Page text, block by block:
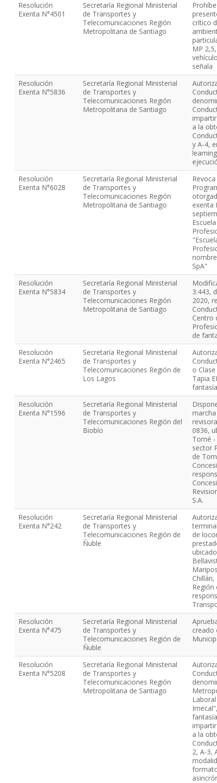
Resolución
Exenta N°4501
Secretaría Regional Ministerial
de Transportes y
Telecomunicaciones Región
Metropolitana de Santiago
crítico
MP
señala
Resolución
Exenta N°5836
Secretaría Regional Ministerial
de Transportes y
Telecomunicaciones Región
Metropolitana de Santiago
a la
y A-4,
Resolución
Exenta N°6028
Secretaría Regional Ministerial
de Transportes y
Telecomunicaciones Región
Metropolitana de Santiago
exenta
SpA"
Resolución
Exenta N°5834
Secretaría Regional Ministerial
de Transportes y
Telecomunicaciones Región
Metropolitana de Santiago
3.443,
2020,
Centro
de
Resolución
Exenta N°2465
Secretaría Regional Ministerial
de Transportes y
Telecomunicaciones Región de
Los Lagos
o
Tapia
Resolución
Exenta N°1596
Secretaría Regional Ministerial
de Transportes y
Telecomunicaciones Región del
Biobío
0836,
Tomé -
sector
de
S.A.
Resolución
Exenta N°242
Secretaría Regional Ministerial
de Transportes y
Telecomunicaciones Región de
Ñuble
de
Región
Resolución
Exenta N°475
Secretaría Regional Ministerial
de Transportes y
Telecomunicaciones Región de
Ñuble
creado
Resolución
Exenta N°5208
Secretaría Regional Ministerial
de Transportes y
Telecomunicaciones Región
Metropolitana de Santiago
a la
2, A-3,